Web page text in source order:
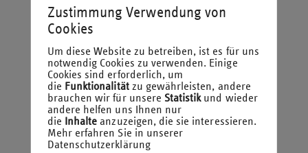
Mit der Vorbereitungsfreistellung zum Steuerberater.
Spielst du ein Musikinstrument?
Oh ja mehrere, am liebsten Klavier, Sopran- und Altflöte und ein
bisschen Viola -wenn keiner zuhört
Ein idealer Chef ist für mich…
…ein Mensch, der einem auf Augenhöhe begegnet und mit dem
man auf einer fachlich qualifizierten und menschlich freundlichen
Zustimmung Verwendung von
Cookies
Um diese Website zu betreiben, ist es für uns
notwendig Cookies zu verwenden. Einige
Cookies sind erforderlich, um
die Funktionalitätzu gewährleisten, andere
brauchen wir für unsere Statistikund wieder
andere helfen uns Ihnen nur
die Inhalte anzuzeigen, die sie interessieren.
Mehr erfahren Sie in unserer
Datenschutzerklärung